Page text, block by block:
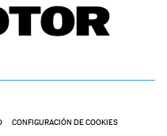
CONFIGURACIÓN DE COOKIES